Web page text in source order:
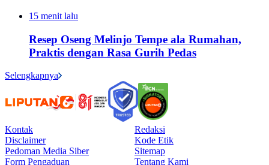
15 menit lalu
Resep Oseng Melinjo Tempe ala Rumahan,
Praktis dengan Rasa Gurih Pedas
Selengkapnya
Kontak
Redaksi
Disclaimer
Kode Etik
Pedoman Media Siber
Sitemap
Form Pengaduan
Tentang Kami